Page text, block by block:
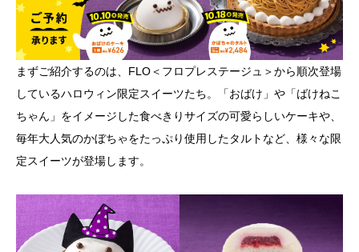
まずご紹介するのは、FLO＜フロプレステージュ＞から順次登場
しているハロウィン限定スイーツたち。「おばけ」や「ばけねこ
ちゃん」をイメージした食べきりサイズの可愛らしいケーキや、
毎年大人気のかぼちゃをたっぷり使用したタルトなど、様々な限
定スイーツが登場します。